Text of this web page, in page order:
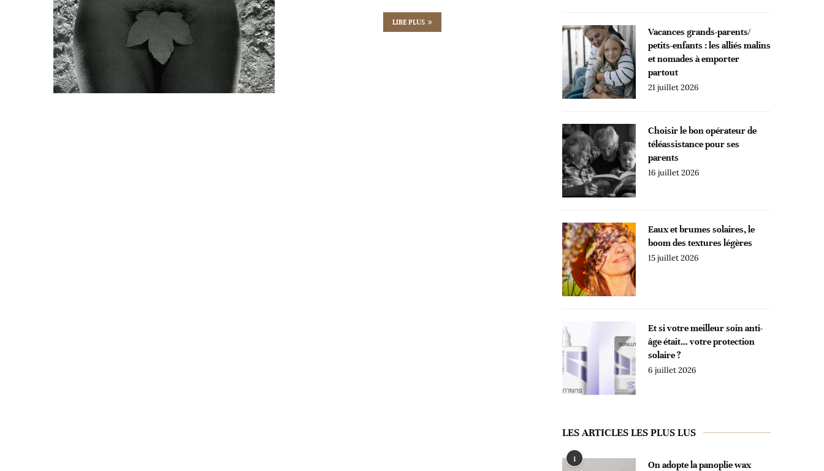
LIRE PLUS
Vacances grands-parents/
petits-enfants : les alliés malins
et nomades à emporter
partout
21 juillet 2026
Choisir le bon opérateur de
téléassistance pour ses
parents
16 juillet 2026
Eaux et brumes solaires, le
boom des textures légères
15 juillet 2026
Et si votre meilleur soin anti-
âge était… votre protection
solaire ?
6 juillet 2026
LES ARTICLES LES PLUS LUS
1
On adopte la panoplie wax